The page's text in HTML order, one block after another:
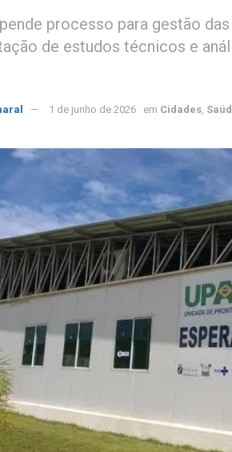
processo para gestão
de estudos técnicos e
1 de junho de 2026 em Cidades